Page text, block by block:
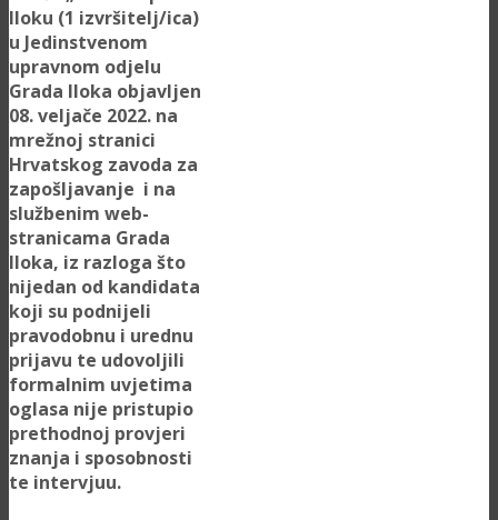
Iloku (1 izvršitelj/ica)
u Jedinstvenom
upravnom odjelu
Grada Iloka objavljen
08. veljače 2022. na
mrežnoj stranici
Hrvatskog zavoda za
zapošljavanje i na
službenim web-
stranicama Grada
Iloka, iz razloga što
nijedan od kandidata
koji su podnijeli
pravodobnu i urednu
prijavu te udovoljili
formalnim uvjetima
oglasa nije pristupio
prethodnoj provjeri
znanja i sposobnosti
te intervjuu.